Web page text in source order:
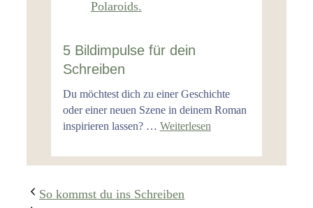
5 Bildimpulse für dein
Schreiben
Du möchtest dich zu einer Geschichte
oder einer neuen Szene in deinem Roman
inspirieren lassen? … Weiterlesen
So kommst du ins Schreiben